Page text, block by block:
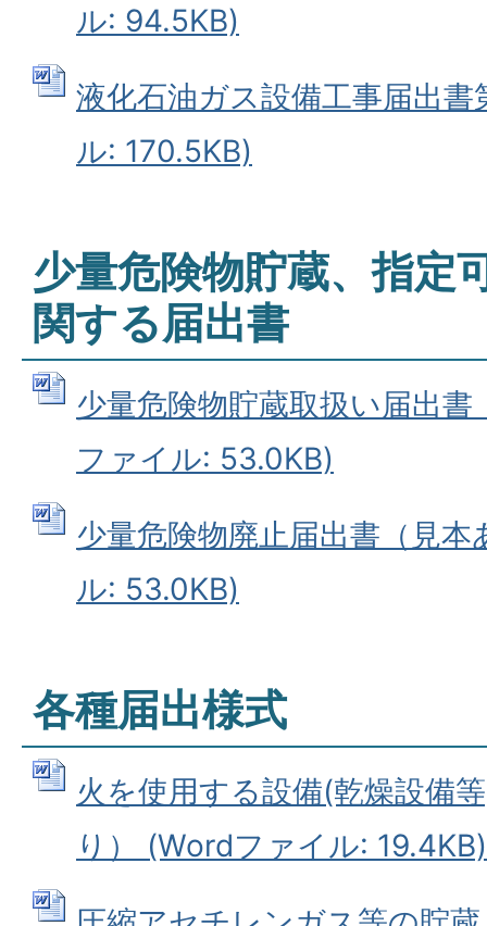
ル: 94.5KB)
液化石油ガス設備工事届出
ル: 170.5KB)
少量危険物貯蔵、指定
関する届出書
少量危険物貯蔵取扱い届出
ファイル: 53.0KB)
少量危険物廃止届出書（見
ル: 53.0KB)
各種届出様式
火を使用する設備(乾燥設備
り） (Wordファイル: 19.4KB)